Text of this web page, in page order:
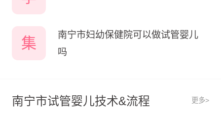
集
南宁市妇幼保健院可以做试管婴儿
吗
南宁市试管婴儿技术&流程 更多>